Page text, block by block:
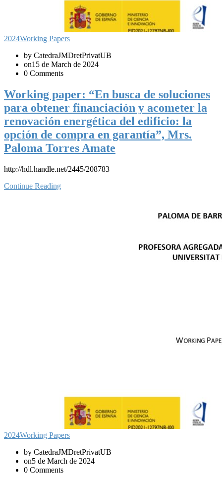
2024Working Papers
by CatedraJMDretPrivatUB
on15 de March de 2024
0 Comments
Working paper: “En busca de soluciones
para obtener financiación y acometer la
renovación energética del edificio: la
opción de compra en garantía”, Mrs.
Paloma Torres Amate
http://hdl.handle.net/2445/208783
Continue Reading
2024Working Papers
by CatedraJMDretPrivatUB
on5 de March de 2024
0 Comments